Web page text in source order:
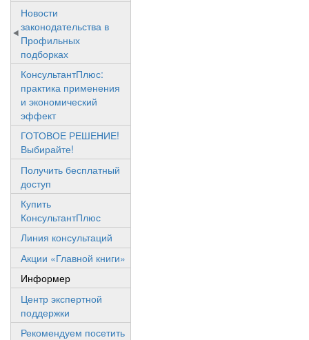
Новости
законодательства в
Профильных
подборках
КонсультантПлюс:
практика применения
и экономический
эффект
ГОТОВОЕ РЕШЕНИЕ!
Выбирайте!
Получить бесплатный
доступ
Купить
КонсультантПлюс
Линия консультаций
Акции «Главной книги»
Информер
Центр экспертной
поддержки
Рекомендуем посетить